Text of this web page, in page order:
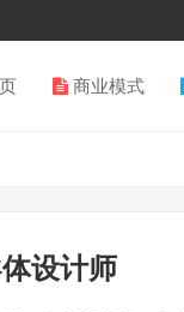
商业模式
设计师